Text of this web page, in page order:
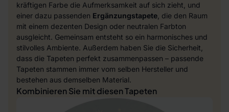
kräftigen Farbe die Aufmerksamkeit auf sich zieht, und
einer dazu passenden Ergänzungstapete , die den Raum
mit einem dezenten Design oder neutralen Farbton
ausgleicht. Gemeinsam entsteht so ein harmonisches und
stilvolles Ambiente. Außerdem haben Sie die Sicherheit,
dass die Tapeten perfekt zusammenpassen – passende
Tapeten stammen immer vom selben Hersteller und
bestehen aus demselben Material.
Kombinieren Sie mit diesen Tapeten